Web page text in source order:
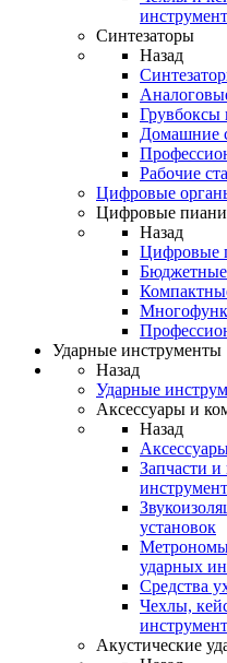
Синтезаторы
Назад
Грувбоксы
Домашние
Рабочие
Цифровые
Цифровые
Назад
Цифровые
Ударные инструменты
Назад
Ударные
Аксессуары и
Назад
Запчасти
установок
ударных
Средства
Чехлы,
Акустические